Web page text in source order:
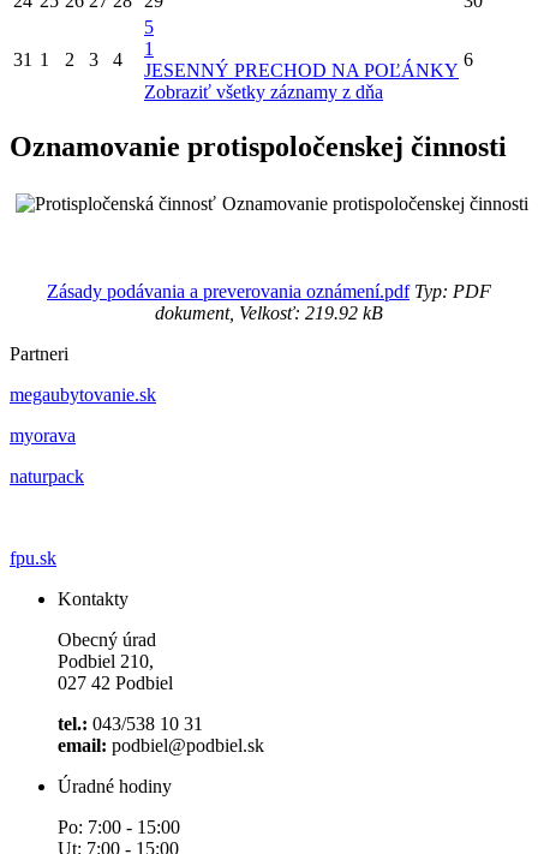
31 1 2 3 4
5
1
JESENNÝ PRECHOD NA POĽÁNKY
Zobraziť všetky záznamy z dňa
6
Oznamovanie protispoločenskej činnosti
Oznamovanie protispoločenskej činnosti
Zásady podávania a preverovania oznámení.pdfTyp: PDF
dokument, Velkosť: 219.92 kB
Partneri
megaubytovanie.sk
myorava
naturpack
fpu.sk
Kontakty
Obecný úrad
Podbiel 210,
027 42 Podbiel
tel.: 043/538 10 31
email: podbiel@podbiel.sk
Úradné hodiny
Po: 7:00 - 15:00
Ut: 7:00 - 15:00